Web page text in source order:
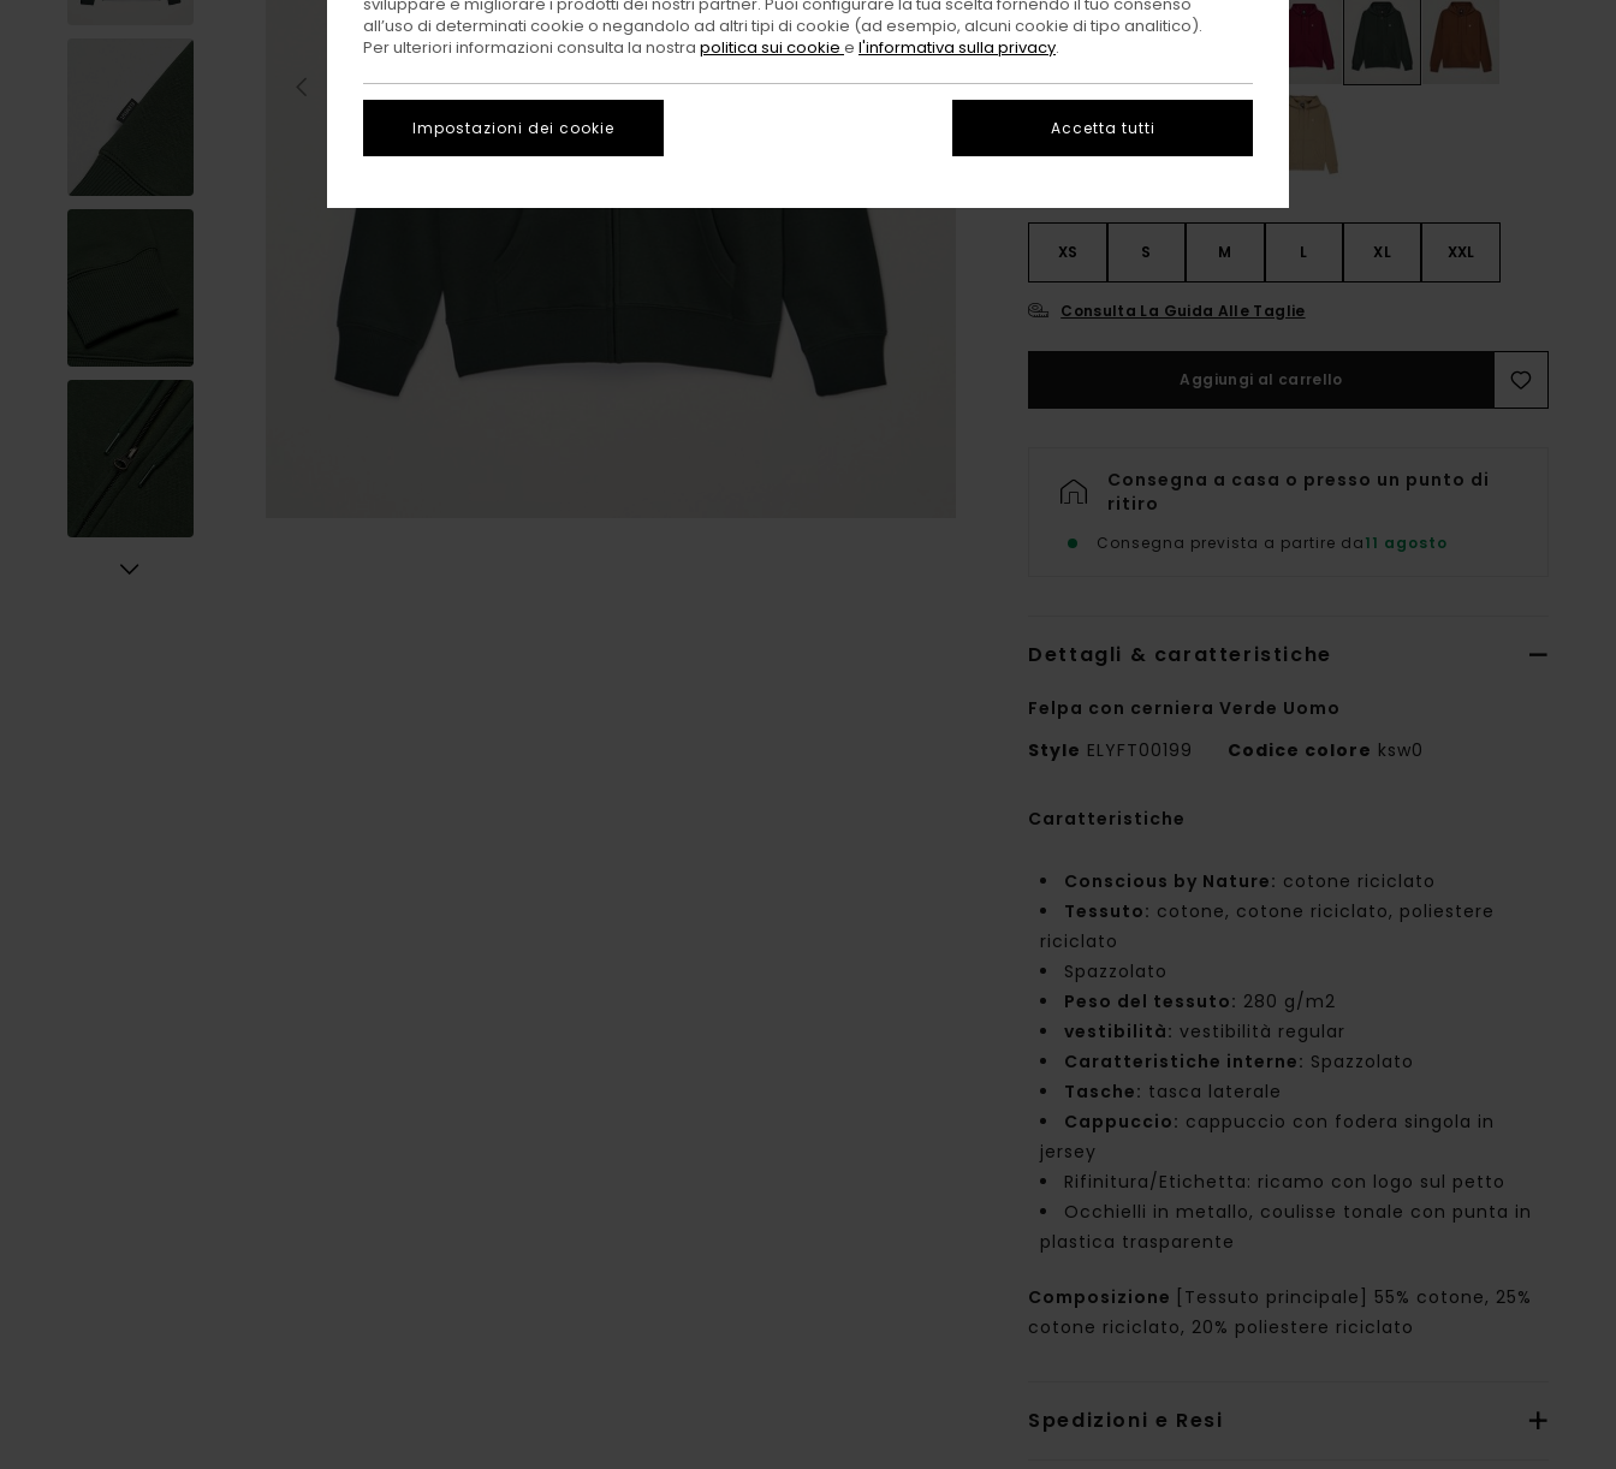
XS S M L XL XXL
Consulta La Guida Alle Taglie
Aggiungi al carrello
Consegna a casa o presso un punto di
ritiro
Consegna prevista a partire da11 agosto
Dettagli & caratteristiche
Felpa con cerniera Verde Uomo
Style ELYFT00199 Codice colore ksw0
Caratteristiche
Conscious by Nature: cotone riciclato
Tessuto: cotone, cotone riciclato, poliestere
riciclato
Spazzolato
Peso del tessuto: 280 g/m2
vestibilità: vestibilità regular
Caratteristiche interne: Spazzolato
Tasche: tasca laterale
Cappuccio: cappuccio con fodera singola in
jersey
Rifinitura/Etichetta: ricamo con logo sul petto
Occhielli in metallo, coulisse tonale con punta in
plastica trasparente
Composizione [Tessuto principale] 55% cotone, 25%
cotone riciclato, 20% poliestere riciclato
Spedizioni e Resi
all’uso di determinati cookie o negandolo ad altri tipi di cookie (ad esempio, alcuni cookie di tipo analitico).
Per ulteriori informazioni consulta la nostra politica sui cookie e l'informativa sulla privacy.
Impostazioni dei cookie Accetta tutti